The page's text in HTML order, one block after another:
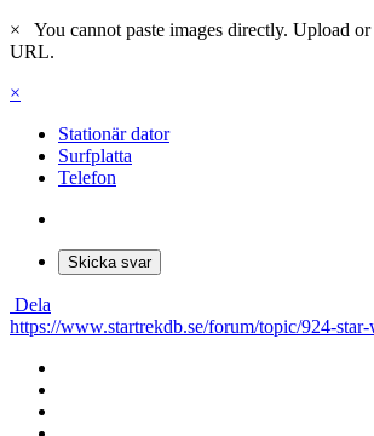
×
You cannot paste images directly. Upload
URL.
×
Stationär dator
Surfplatta
Telefon
Skicka svar
Dela
https://www.startrekdb.se/forum/topic/924-